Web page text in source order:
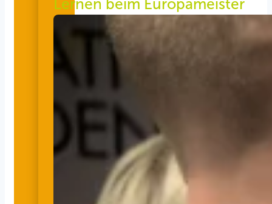
Lernen beim Europameister